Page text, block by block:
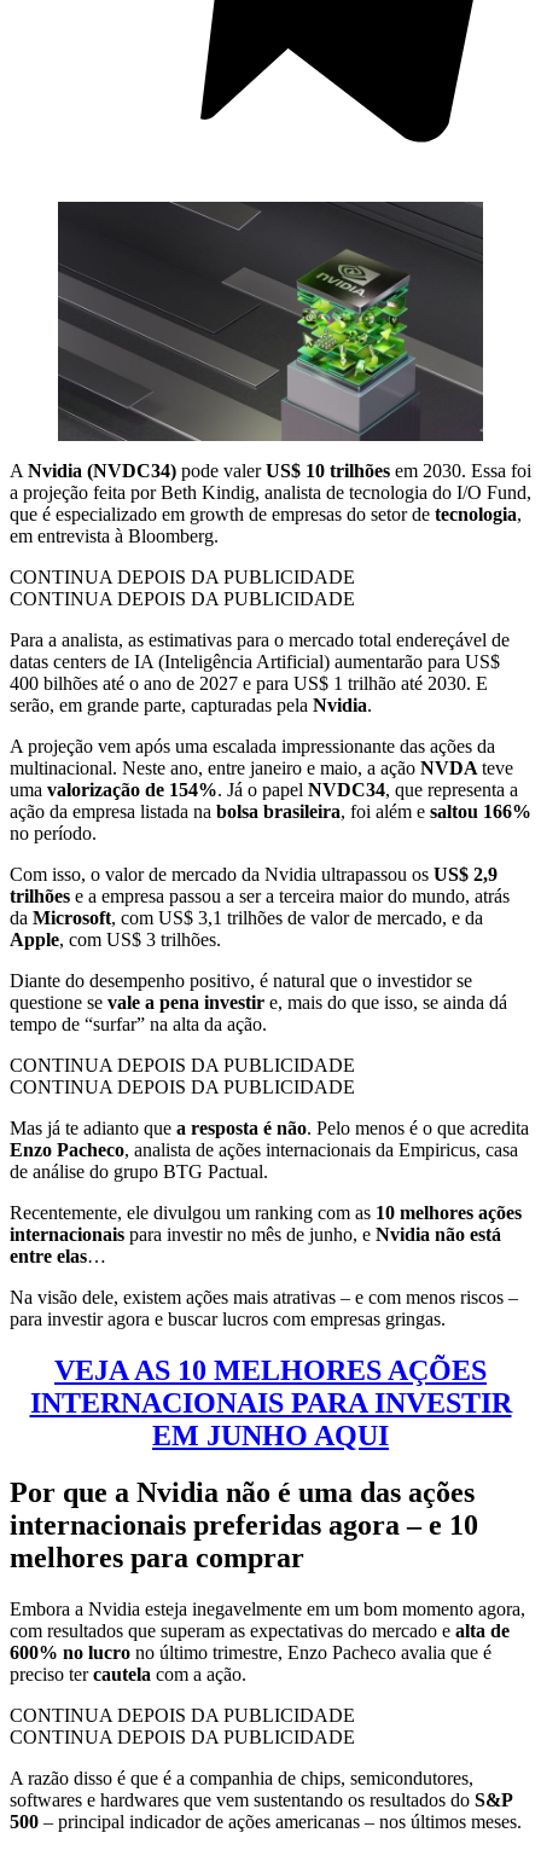
A Nvidia (NVDC34) pode valerUS$ 10 trilhões em 2030. Essa foi
a projeção feita por Beth Kindig, analista de tecnologia do I/O Fund,
que é especializado em growth de empresas do setor de tecnologia,
em entrevista à Bloomberg.
CONTINUA DEPOIS DA PUBLICIDADE
CONTINUA DEPOIS DA PUBLICIDADE
Para a analista, as estimativas para o mercado total endereçável de
datas centers de IA (Inteligência Artificial) aumentarão para US$
400 bilhões até o ano de 2027 e para US$ 1 trilhão até 2030. E
serão, em grande parte, capturadas pela Nvidia.
A projeção vem após uma escalada impressionante das ações da
multinacional. Neste ano, entre janeiro e maio, a ação NVDA teve
uma valorização de 154%. Já o papel NVDC34, que representa a
ação da empresa listada na bolsa brasileira, foi além e saltou 166%
no período.
Com isso, o valor de mercado da Nvidia ultrapassou os US$ 2,9
trilhões e a empresa passou a ser a terceira maior do mundo, atrás
da Microsoft, com US$ 3,1 trilhões de valor de mercado, e da
Apple, com US$ 3 trilhões.
Diante do desempenho positivo, é natural que o investidor se
questione se vale a pena investir e, mais do que isso, se ainda dá
tempo de “surfar” na alta da ação.
CONTINUA DEPOIS DA PUBLICIDADE
CONTINUA DEPOIS DA PUBLICIDADE
Mas já te adianto que a resposta é não. Pelo menos é o que acredita
Enzo Pacheco, analista de ações internacionais da Empiricus, casa
de análise do grupo BTG Pactual.
Recentemente, ele divulgou um ranking com as 10 melhores ações
internacionais para investir no mês de junho, e Nvidia não está
entre elas…
Na visão dele, existem ações mais atrativas – e com menos riscos –
para investir agora e buscar lucros com empresas gringas.
VEJA AS 10 MELHORES AÇÕES
INTERNACIONAIS PARA INVESTIR
EM JUNHO AQUI
Por que a Nvidia não é uma das ações
internacionais preferidas agora – e 10
melhores para comprar
Embora a Nvidia esteja inegavelmente em um bom momento agora,
com resultados que superam as expectativas do mercado e alta de
600% no lucro no último trimestre, Enzo Pacheco avalia que é
preciso tercautela com a ação.
CONTINUA DEPOIS DA PUBLICIDADE
CONTINUA DEPOIS DA PUBLICIDADE
A razão disso é que é a companhia de chips, semicondutores,
softwares e hardwares que vem sustentando os resultados do S&P
500 – principal indicador de ações americanas – nos últimos meses.